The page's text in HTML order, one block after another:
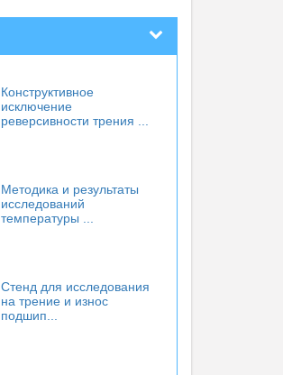
Конструктивное
исключение
реверсивности трения ...
Методика и результаты
исследований
температуры ...
Стенд для исследования
на трение и износ
подшип...